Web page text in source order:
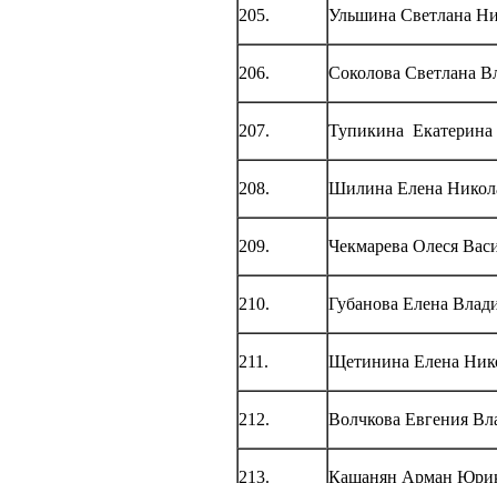
205. Ульшина Светлана
206. Соколова Светлана
207. Тупикина Екатерина
208. Шилина Елена
209. Чекмарева Олеся
210. Губанова Елена
211. Щетинина Елена
212. Волчкова Евгения
213. Кашанян Арман